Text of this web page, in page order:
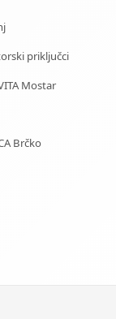
priključci
Mostar
Brčko